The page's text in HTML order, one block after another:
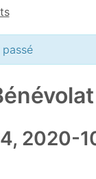
2020-